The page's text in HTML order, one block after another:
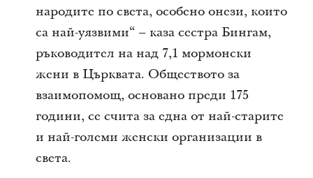
народите по света, особено онези, които
са най-уязвими“ – каза сестра Бингам,
ръководител на над 7,1 мормонски
жени в Църквата. Обществото за
взаимопомощ, основано преди 175
години, се счита за една от най-старите
и най-големи женски организации в
света.